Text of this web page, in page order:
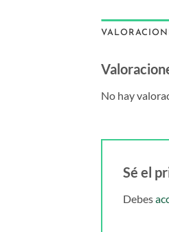
No hay
Sé el
Debes